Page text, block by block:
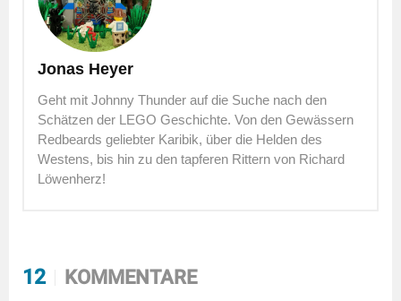
Jonas Heyer
Geht mit Johnny Thunder auf die Suche nach den
Schätzen der LEGO Geschichte. Von den Gewässern
Redbeards geliebter Karibik, über die Helden des
Westens, bis hin zu den tapferen Rittern von Richard
Löwenherz!
12 KOMMENTARE